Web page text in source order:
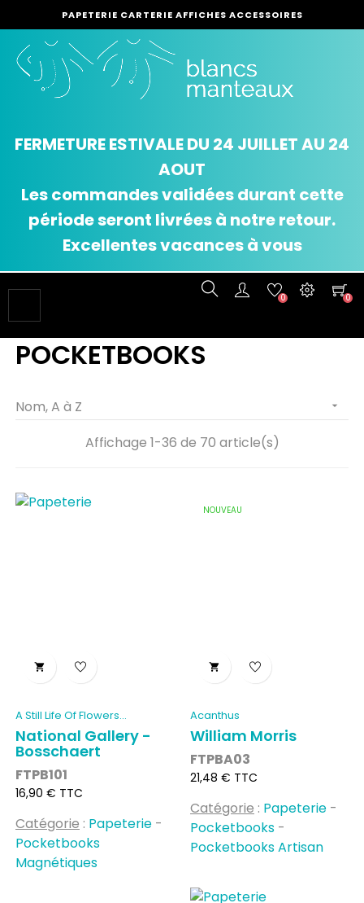
PAPETERIE CARTERIE AFFICHES ACCESSOIRES
FERMETURE ESTIVALE DU 24 JUILLET AU 24
AOUT
Les commandes validées durant cette
période seront livrées à notre retour.
Excellentes vacances à vous
la
navigation
0 0
POCKETBOOKS
Nom, A à Z 
Affichage 1-36 de 70 article(s)

A Still Life Of Flowers...
National Gallery -
Bosschaert
FTPB101
Prix
16,90 € TTC
Catégorie : Papeterie -
Pocketbooks
Magnétiques
NOUVEAU

Acanthus
William Morris
FTPBA03
Prix
21,48 € TTC
Catégorie : Papeterie -
Pocketbooks -
Pocketbooks Artisan